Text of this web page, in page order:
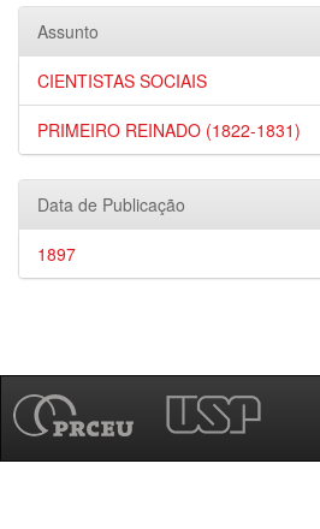
Assunto
CIENTISTAS SOCIAIS
PRIMEIRO REINADO (1822-1831)
Data de Publicação
1897